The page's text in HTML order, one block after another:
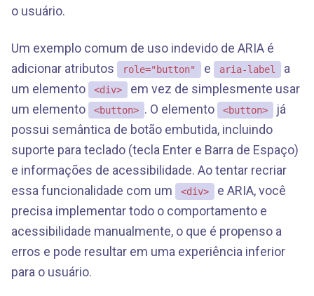
o usuário.
Um exemplo comum de uso indevido de ARIA é
adicionar atributos
role="button" e aria-label
a
um elemento
<div>
em vez de simplesmente usar
um elemento
<button> . O elemento <button>
já
possui semântica de botão embutida, incluindo
suporte para teclado (tecla Enter e Barra de Espaço)
e informações de acessibilidade. Ao tentar recriar
essa funcionalidade com um
<div>
e ARIA, você
precisa implementar todo o comportamento e
acessibilidade manualmente, o que é propenso a
erros e pode resultar em uma experiência inferior
para o usuário.